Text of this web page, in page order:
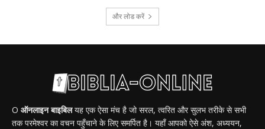
और लोड करें
O ऑनलाइन बाइबिलयह एक ऐसा मंच है जो सरल, त्वरित और सुलभ तरीके से सभी
तक परमेश्वर का वचन पहुँचाने के लिए समर्पित है। यहाँ आपको ऐसे अंश, अध्ययन,